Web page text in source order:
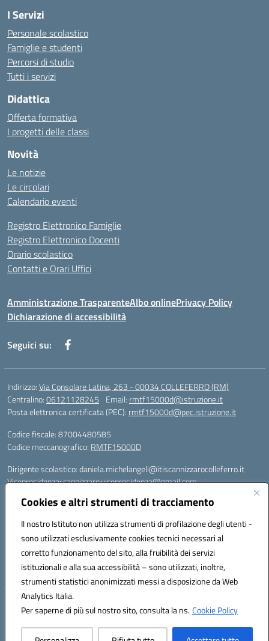
Cookies e altri strumenti di tracciamento
Il nostro Istituto non utilizza strumenti di profilazione degli utenti -
sono utilizzati esclusivamente cookies tecnici necessari al
corretto funzionamento del sito, alla fruibilità dei servizi
istituzionali e alla sua accessibilità – sono utilizzati, inoltre,
strumenti statistici anonimizzati messi a disposizione da Web
Analytics Italia.
Per saperne di più sul nostro sito, consulta la ns.Cookie Policy
I Servizi
Personale scolastico
Famiglie e studenti
Percorsi di studio
Tutti i servizi
Didattica
Offerta formativa
I progetti delle classi
Novità
Le notizie
Le circolari
Calendario eventi
Registro Elettronico Famiglie
Registro Elettronico Docenti
Orario scolastico
Contatti e Orari Uffici
Amministrazione TrasparenteAlbo onlinePrivacy Policy
Dichiarazione di accessibilità
Seguici su:
Indirizzo:Via Consolare Latina, 263 - 00034 COLLEFERRO (RM)
Centralino:06121128245 Email: rmtf15000d@istruzione.it
Posta elettronica certificata (PEC): rmtf15000d@pec.istruzione.it
Codice fiscale: 87004480585
Codice meccanografico: RMTF15000D
Dirigente scolastico: daniela.michelangeli@itiscannizzarocolleferro.it
Vicepresidenza: cannizzaro.vicepresidenza@gmail.com
Supporto piattaforme DDI (creazione account e rigenerazione credenziali)
supporto_gsuite@itiscannizzarocolleferro.it
Microsoft Office 365 (Teams):
supporto_office365@cannizzaro.onmicrosoft.com
Hosting & Powered by 3D Solution S.r.l.
Concept & Design by Designers Italia